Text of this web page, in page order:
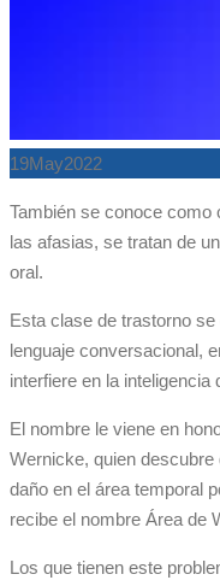
19May2022
También se conoce
las afasias, se tratan de
oral.
Esta clase de trastorno
lenguaje conversacional,
interfiere en la inteligencia
El nombre le viene en
Wernicke, quien
daño en el área temporal
recibe el nombre Área de
Los que tienen este